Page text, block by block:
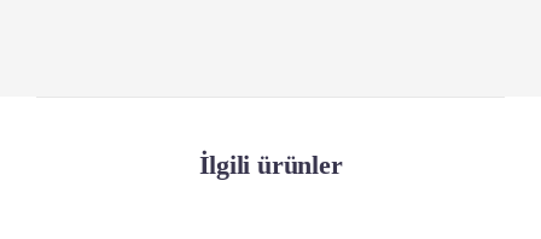
İlgili ürünler